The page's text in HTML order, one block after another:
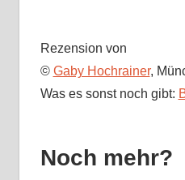
Rezension von
© Gaby Hochrainer,
Was es sonst noch gibt:
Noch mehr?